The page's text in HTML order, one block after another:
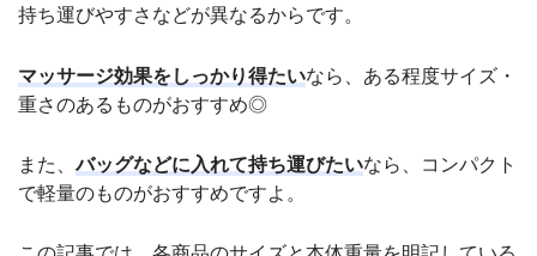
持ち運びやすさなどが異なるからです。
マッサージ効果をしっかり得たいなら、ある程度サイズ・
重さのあるものがおすすめ◎
また、バッグなどに入れて持ち運びたいなら、コンパクト
で軽量のものがおすすめですよ。